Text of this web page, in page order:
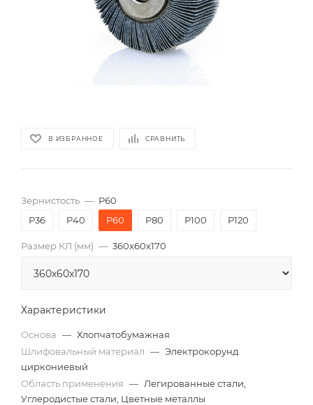
В ИЗБРАННОЕ СРАВНИТЬ
Зернистость — P60
P36
P40 P60 P80 P100 P120
Размер КЛ (мм) — 360x60x170
Характеристики
Основа — Хлопчатобумажная
Шлифовальный материал — Электрокорунд
циркониевый
Область применения — Легированные стали,
Углеродистые стали, Цветные металлы